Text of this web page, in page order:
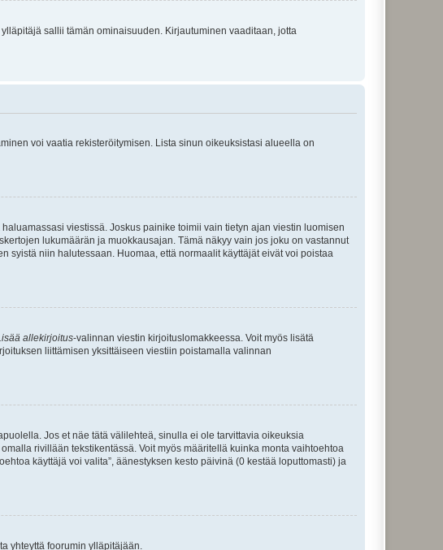
sallii tämän ominaisuuden. Kirjautuminen vaaditaan, jotta
voi vaatia rekisteröitymisen. Lista sinun oikeuksistasi alueella on
viestissä. Joskus painike toimii vain tietyn ajan viestin luomisen
lukumäärän ja muokkausajan. Tämä näkyy vain jos joku on vastannut
syistä niin halutessaan. Huomaa, että normaalit käyttäjät eivät voi poistaa
allekirjoitus-valinnan viestin kirjoituslomakkeessa. Voit myös lisätä
liittämisen yksittäiseen viestiin poistamalla valinnan
Jos et näe tätä välilehteä, sinulla ei ole tarvittavia oikeuksia
rivillään tekstikentässä. Voit myös määritellä kuinka monta vaihtoehtoa
käyttäjä voi valita”, äänestyksen kesto päivinä (0 kestää loputtomasti) ja
yhteyttä foorumin ylläpitäjään.